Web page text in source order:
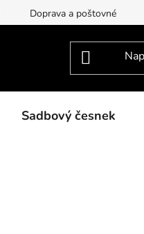
Doprava a poštovné
Sadbový česnek